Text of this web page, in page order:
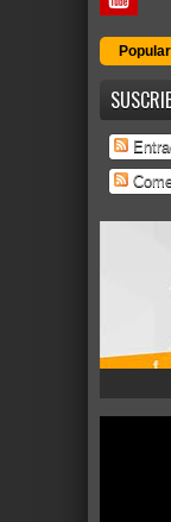
Popular